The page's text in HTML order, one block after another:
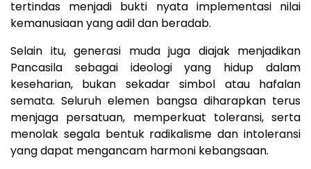
tertindas menjadi bukti nyata implementasi nilai
kemanusiaan yang adil dan beradab.
Selain itu, generasi muda juga diajak menjadikan
Pancasila sebagai ideologi yang hidup dalam
keseharian, bukan sekadar simbol atau hafalan
semata. Seluruh elemen bangsa diharapkan terus
menjaga persatuan, memperkuat toleransi, serta
menolak segala bentuk radikalisme dan intoleransi
yang dapat mengancam harmoni kebangsaan.